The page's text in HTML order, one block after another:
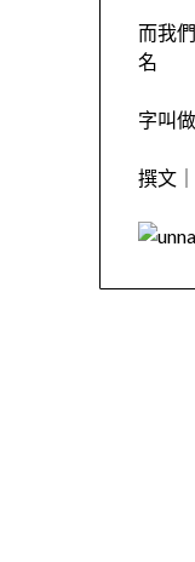
而我
名
字叫
撰文